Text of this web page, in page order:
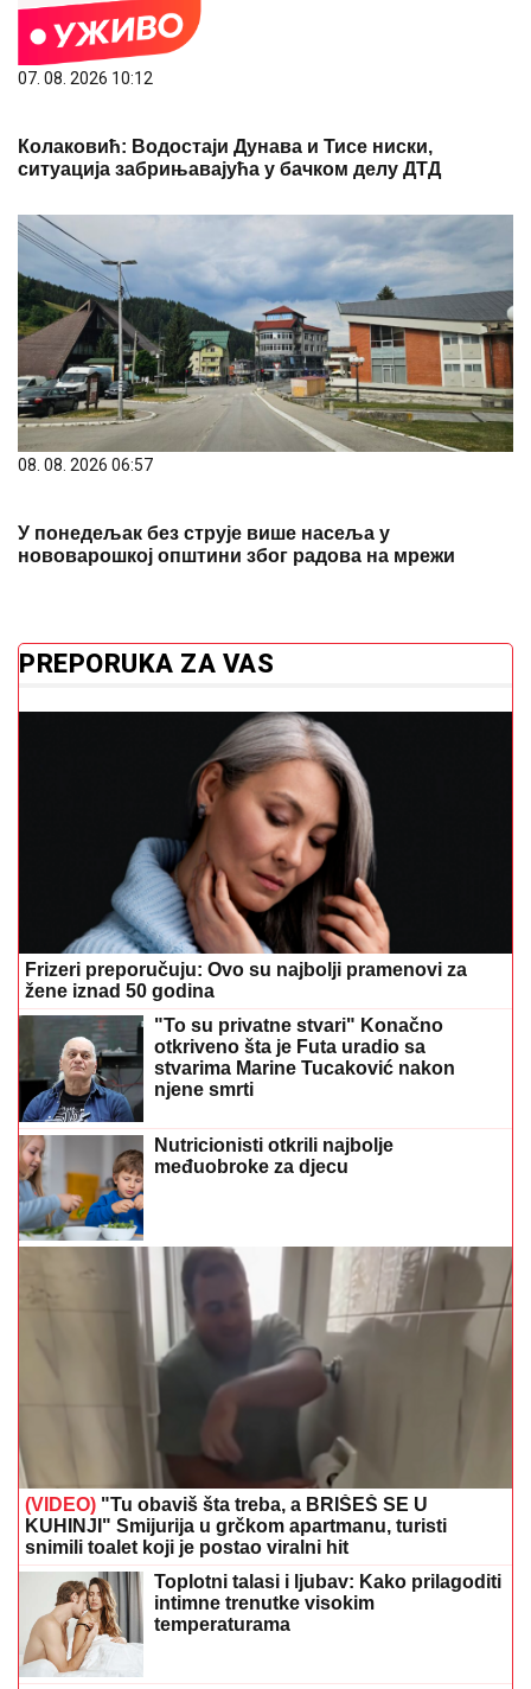
07. 08. 2026 10:12
Колаковић: Водостаји Дунава и Тисе ниски,
ситуација забрињавајућа у бачком делу ДТД
08. 08. 2026 06:57
У понедељак без струје више насеља у
нововарошкој општини због радова на мрежи
PREPORUKA ZA VAS
Frizeri preporučuju: Ovo su najbolji pramenovi za
žene iznad 50 godina
"To su privatne stvari" Konačno
otkriveno šta je Futa uradio sa
stvarima Marine Tucaković nakon
njene smrti
Nutricionisti otkrili najbolje
međuobroke za djecu
(VIDEO) "Tu obaviš šta treba, a BRIŠEŠ SE U
KUHINJI" Smijurija u grčkom apartmanu, turisti
snimili toalet koji je postao viralni hit
Toplotni talasi i ljubav: Kako prilagoditi
intimne trenutke visokim
temperaturama